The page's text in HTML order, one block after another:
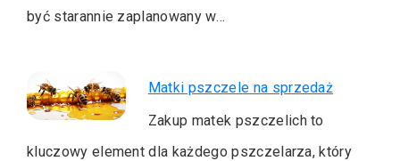
być starannie zaplanowany w…
Matki pszczele na sprzedaż
Zakup matek pszczelich to
kluczowy element dla każdego pszczelarza, który